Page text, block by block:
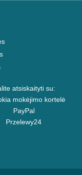
atsiskaityti su:
mokėjimo kortelė
PayPal
Przelewy24